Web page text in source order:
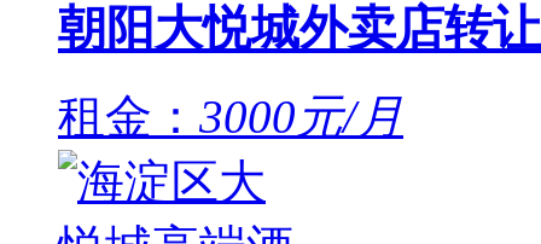
朝阳大悦城外卖店转让
租金： 3000元/月